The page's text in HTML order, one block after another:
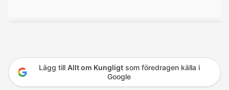
Lägg till Allt om Kungligtsom föredragen källa i
Google